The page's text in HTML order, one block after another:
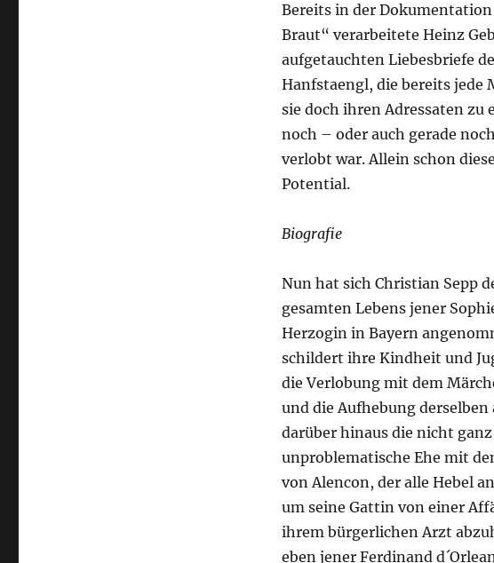
Bereits in der
Braut“ verarbeitete Heinz
aufgetauchten Liebesbriefe
Hanfstaengl, die bereits
sie doch ihren Adressaten
noch – oder auch gerade
verlobt war. Allein schon
Potential.
Biografie
Nun hat sich Christian Sepp
gesamten Lebens jener
Herzogin in Bayern
schildert ihre Kindheit und
die Verlobung mit dem
und die Aufhebung derselben
darüber hinaus die nicht ganz
unproblematische Ehe mit
von Alencon, der alle Hebel
um seine Gattin von einer
ihrem bürgerlichen Arzt
eben jener Ferdinand